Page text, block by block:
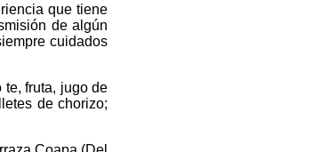
que tiene
de algún
cuidados
fruta, jugo de
de chorizo;